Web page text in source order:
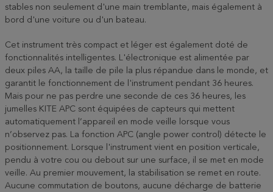
stables non seulement d'une main tremblante, mais également à
bord d'une voiture ou d'un bateau.
Cet instrument très compact et léger est également doté de
fonctionnalités intelligentes. L'électronique est alimentée par
deux piles AA, la taille de pile la plus répandue dans le monde, et
garantit le fonctionnement de l'instrument pendant 36 heures.
Mais pour ne pas perdre une seconde de ces 36 heures, les
jumelles KITE APC sont équipées de capteurs qui mettent
automatiquement l’appareil en mode veille lorsque vous
n’observez pas. La fonction APC (angle power control) détecte le
positionnement. Lorsque l'instrument vient en position verticale,
pendu à votre cou ou debout sur une surface, il se met en mode
veille. Au premier mouvement, la stabilisation se remet en route.
Aucune commutation de boutons, aucune décharge de batterie